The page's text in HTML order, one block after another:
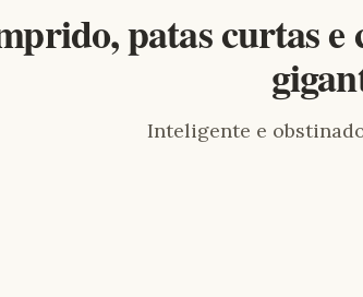
patas curtas e
Inteligente e